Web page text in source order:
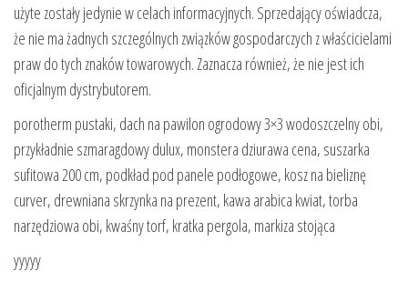
użyte zostały jedynie w celach informacyjnych. Sprzedający oświadcza,
że nie ma żadnych szczególnych związków gospodarczych z właścicielami
praw do tych znaków towarowych. Zaznacza również, że nie jest ich
oficjalnym dystrybutorem.
porotherm pustaki, dach na pawilon ogrodowy 3×3 wodoszczelny obi,
przykładnie szmaragdowy dulux, monstera dziurawa cena, suszarka
sufitowa 200 cm, podkład pod panele podłogowe, kosz na bieliznę
curver, drewniana skrzynka na prezent, kawa arabica kwiat, torba
narzędziowa obi, kwaśny torf, kratka pergola, markiza stojąca
yyyyy